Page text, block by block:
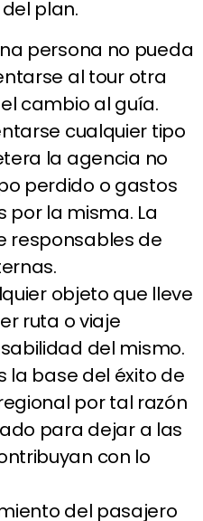
plan.
persona no pueda
al tour otra
cambio al guía.
cualquier tipo
la agencia no
perdido o gastos
por la misma. La
responsables de
objeto que lleve
ruta o viaje
del mismo.
la base del éxito de
por tal razón
para dejar a las
con lo
del pasajero